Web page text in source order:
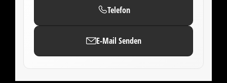
Telefon
E-Mail Senden